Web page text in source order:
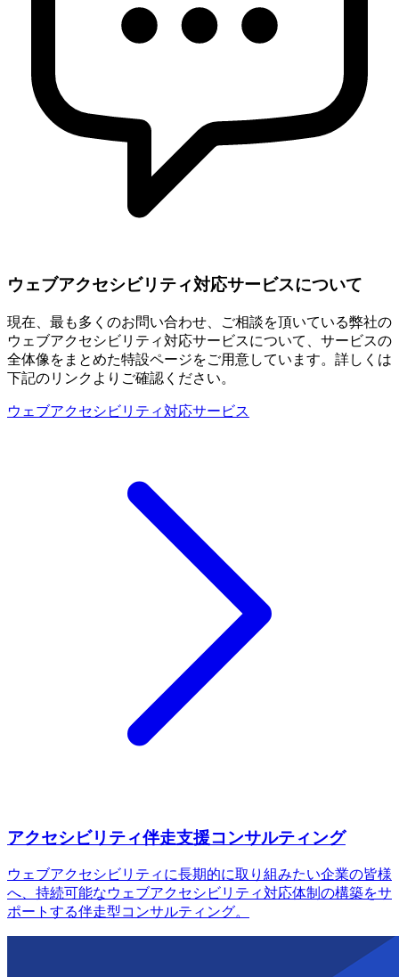
ウェブアクセシビリティ対応サービスについて
現在、最も多くのお問い合わせ、ご相談を頂いている弊社の
ウェブアクセシビリティ対応サービスについて、サービスの
全体像をまとめた特設ページをご用意しています。詳しくは
下記のリンクよりご確認ください。
ウェブアクセシビリティ対応サービス
アクセシビリティ伴走支援コンサルティング
ウェブアクセシビリティに長期的に取り組みたい企業の皆様
へ、持続可能なウェブアクセシビリティ対応体制の構築をサ
ポートする伴走型コンサルティング。